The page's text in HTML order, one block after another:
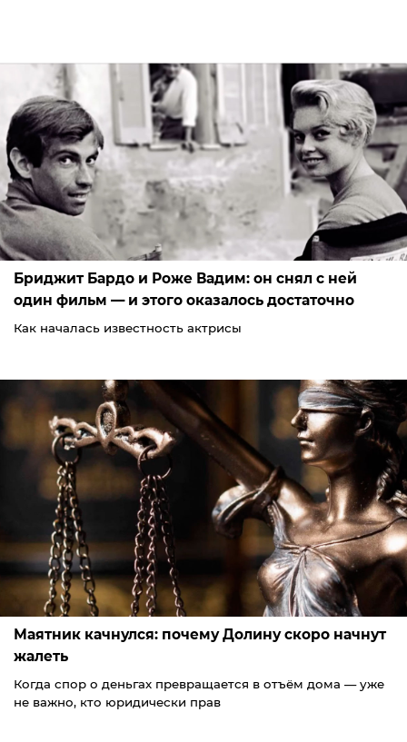
Бриджит Бардо и Роже Вадим: он снял с ней
один фильм — и этого оказалось достаточно
Как началась известность актрисы
Маятник качнулся: почему Долину скоро начнут
жалеть
Когда спор о деньгах превращается в отъём дома — уже
не важно, кто юридически прав